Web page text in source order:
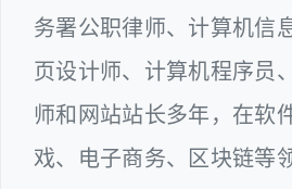
务署公职律师、计算机信
页设计师、计算机程序员
师和网站站长多年，在软
戏、电子商务、区块链等